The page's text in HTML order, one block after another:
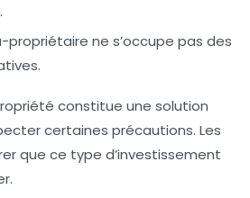
propriétaire ne s’occupe pas des
constitue une solution
certaines précautions. Les
que ce type d’investissement